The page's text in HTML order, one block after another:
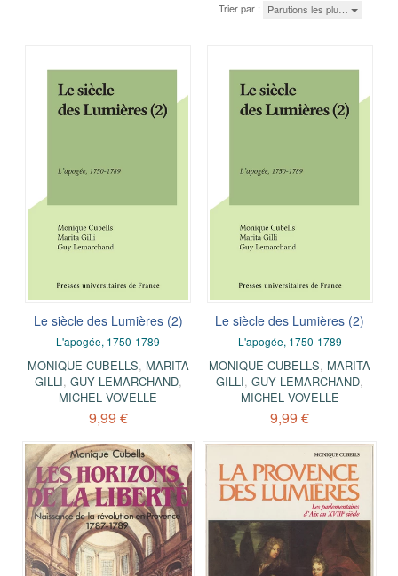
Trier par : Parutions les plu…
Le siècle des Lumières (2)
L'apogée, 1750-1789
MONIQUE CUBELLS, MARITA
GILLI, GUY LEMARCHAND,
MICHEL VOVELLE
9,99 €
Le siècle des Lumières (2)
L'apogée, 1750-1789
MONIQUE CUBELLS, MARITA
GILLI,GUY LEMARCHAND,
MICHEL VOVELLE
9,99 €